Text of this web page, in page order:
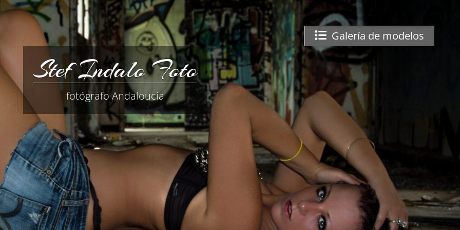
Galería de modelos
Stef Indalo Foto
fotógrafo Andaloucia